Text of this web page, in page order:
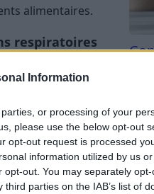
Information
or processing of your
please use the below opt-out
opt-out request is processed
information utilized by us
out. You may separately
parties on the IAB’s list of
alimentaires.
respiratoires
les voies
chaude et en
rhume ou d’une
Tri
du